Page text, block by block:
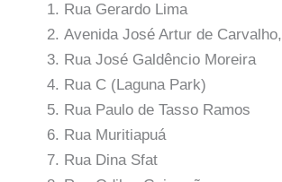
Rua Gerardo Lima
Avenida José Artur de
Rua José Galdêncio Moreira
Rua C (Laguna Park)
Rua Paulo de Tasso Ramos
Rua Muritiapuá
Rua Dina Sfat